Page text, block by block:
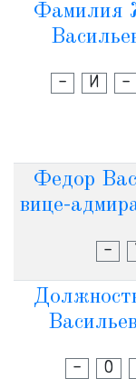
Фамилия
- И -
Федор
вице-
-
- О